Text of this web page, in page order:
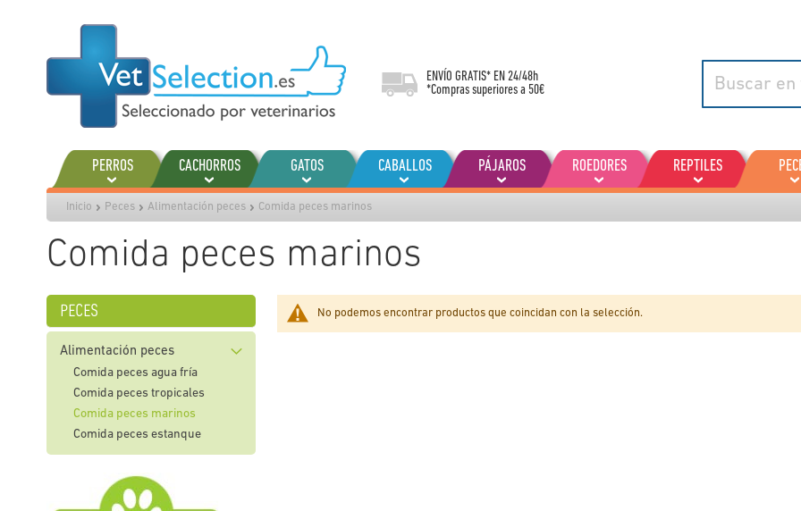
contenido
ENVÍO GRATIS* EN 24/48h
*Compras superiores a 50€
PERROS CACHORROS GATOS CABALLOS PÁJAROS ROEDORES REPTILES
Inicio Peces Alimentación peces Comida peces marinos
Comida peces marinos
No podemos encontrar productos que coincidan con la selección.
peces
Alimentación peces
Comida peces agua fría
Comida peces tropicales
Comida peces marinos
Comida peces estanque